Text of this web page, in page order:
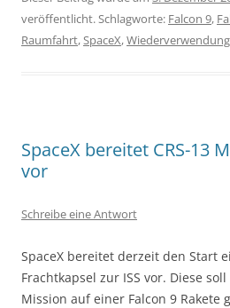
veröffentlicht. Schlagworte: Falcon 9,
Raumfahrt,SpaceX,Wiederverwendung
SpaceX bereitet CRS-13
vor
Schreibe eine Antwort
SpaceX bereitet derzeit den Start
Frachtkapsel zur ISS vor. Diese
Mission auf einer Falcon 9 Rakete